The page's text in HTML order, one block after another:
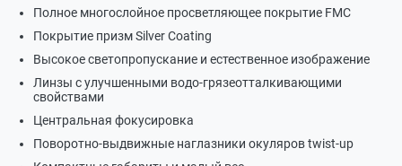
Полное многослойное просветляющее покрытие FMC
Покрытие призм Silver Coating
Высокое светопропускание и естественное изображение
Линзы с улучшенными водо-грязеотталкивающими
свойствами
Центральная фокусировка
Поворотно-выдвижные наглазники окуляров twist-up